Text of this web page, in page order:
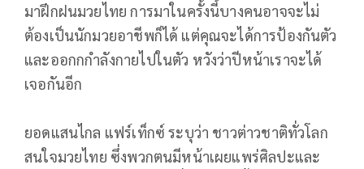
มาฝึกฝนมวยไทย การมาในครั้งนี้บางคนอาจจะไม่
ต้องเป็นนักมวยอาชีพก็ได้ แต่คุณจะได้การป้องกันตัว
และออกกกำลังกายไปในตัว หวังว่าปีหน้าเราจะได้
เจอกันอีก
ยอดแสนไกล แฟร์เท็กซ์ ระบุว่า ชาวต่าวชาติทั่วโลก
สนใจมวยไทย ซึ่งพวกตนมีหน้าเผยแพร่ศิลปะและ